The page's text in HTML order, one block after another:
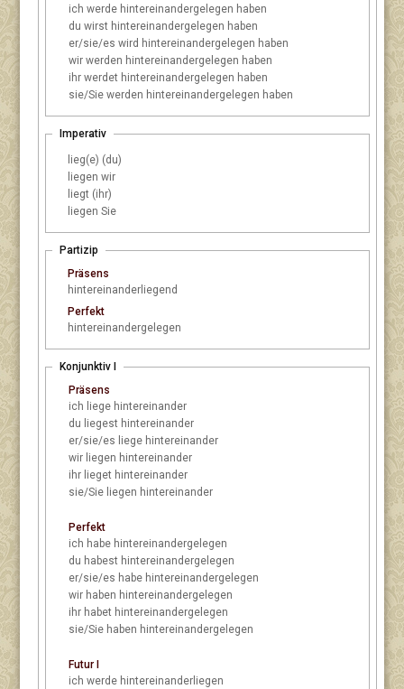
ich werde hintereinandergelegen haben
du wirst hintereinandergelegen haben
er/sie/es wird hintereinandergelegen haben
wir werden hintereinandergelegen haben
ihr werdet hintereinandergelegen haben
sie/Sie werden hintereinandergelegen haben
Imperativ
lieg(e) (du)
liegen wir
liegt (ihr)
liegen Sie
Partizip
Präsens
hintereinanderliegend
Perfekt
hintereinandergelegen
Konjunktiv I
Präsens
ich liege hintereinander
du liegest hintereinander
er/sie/es liege hintereinander
wir liegen hintereinander
ihr lieget hintereinander
sie/Sie liegen hintereinander
Perfekt
ich habe hintereinandergelegen
du habest hintereinandergelegen
er/sie/es habe hintereinandergelegen
wir haben hintereinandergelegen
ihr habet hintereinandergelegen
sie/Sie haben hintereinandergelegen
Futur I
ich werde hintereinanderliegen